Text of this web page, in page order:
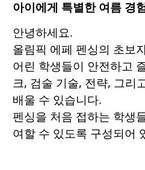
아이에게 특별한 여름 경
안녕하세요.
올림픽 에페 펜싱의 초보
어린 학생들이 안전하고
크, 검술 기술, 전략, 그리
배울 수 있습니다.
펜싱을 처음 접하는 학생
여할 수 있도록 구성되어